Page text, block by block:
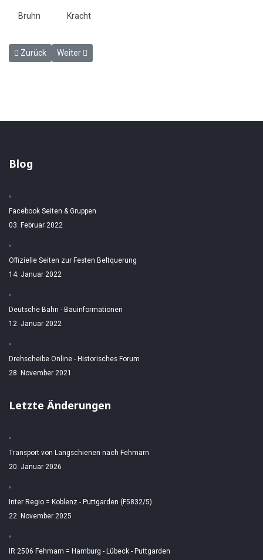
Bruhn Kracht
Vorheriger Beitrag: Gleiserneuerung auf dem Bahnhofsgelände -
Zurück Nächster Beitrag: Die Fahrrinne ist wieder frei - HP 6.
Weiter
Blog
Facebook Seiten & Gruppen
03. Februar 2022
Offizielle Seiten zur Festen Beltquerung
14. Januar 2022
Deutsche Bahn - Bauinformationen
12. Januar 2022
Drehscheibe Online - Historisches Forum
28. November 2021
Letzte Änderungen
Transport von Langschienen nach Fehmarn
20. Januar 2026
Inter Regio = Koblenz - Puttgarden (F5832/5)
22. November 2025
IR 2506 Fehmarn = Hamburg - Lübeck - Puttgarden